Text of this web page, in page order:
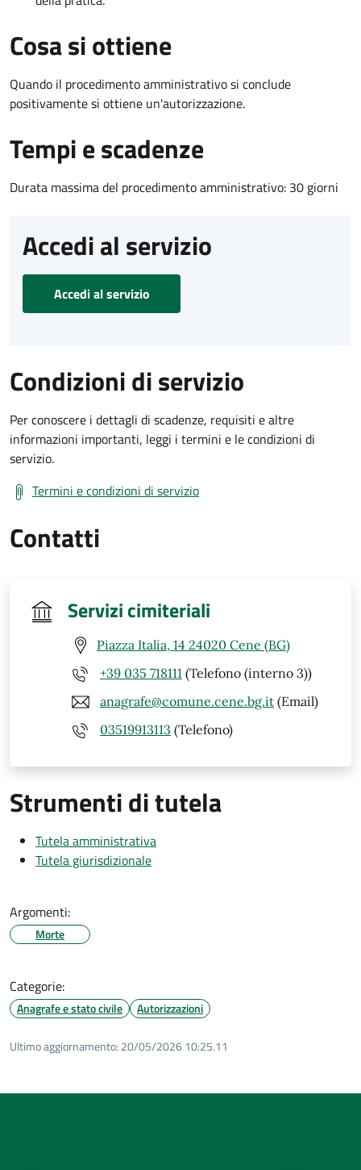
Cosa si ottiene
Quando il procedimento amministrativo si conclude
positivamente si ottiene un'autorizzazione.
Tempi e scadenze
Durata massima del procedimento amministrativo: 30 giorni
Accedi al servizio
Accedi al servizio
Condizioni di servizio
Per conoscere i dettagli di scadenze, requisiti e altre
informazioni importanti, leggi i termini e le condizioni di
servizio.
Termini e condizioni di servizio
Contatti
Servizi cimiteriali
Piazza Italia, 14 24020 Cene (BG)
+39 035 718111 (Telefono (interno 3))
anagrafe@comune.cene.bg.it (Email)
03519913113 (Telefono)
Strumenti di tutela
Tutela amministrativa
Tutela giurisdizionale
Argomenti:
Morte
Categorie:
Anagrafe e stato civile Autorizzazioni
Ultimo aggiornamento: 20/05/2026 10:25.11